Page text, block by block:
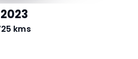
kms